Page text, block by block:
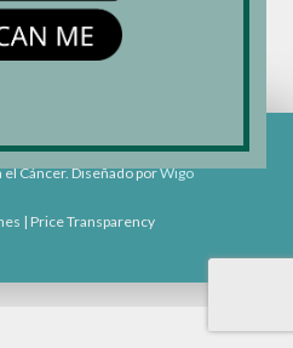
Cáncer. Diseñado porWigo
| Price Transparency